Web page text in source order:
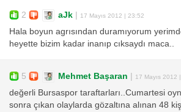
2 aJk | 17 Mayıs 2012 | 23:52
Hala boyun agrısından duramıyorum
heyette bizim kadar inanıp cıksaydı maca..
5 Mehmet Başaran | 17 Mayıs 2012
değerli Bursaspor taraftarları..Cumartesi
sonra çıkan olaylarda gözaltına alınan 48